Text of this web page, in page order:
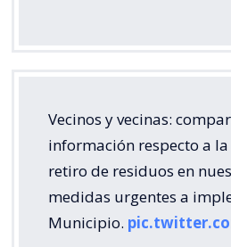
Vecinos y vecinas:
información respecto a
retiro de residuos en
medidas urgentes a
Municipio.